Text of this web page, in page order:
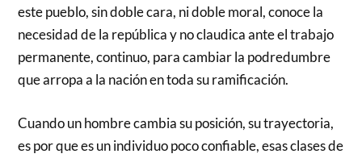
este pueblo, sin doble cara, ni doble moral, conoce la
necesidad de la república y no claudica ante el trabajo
permanente, continuo, para cambiar la podredumbre
que arropa a la nación en toda su ramificación.
Cuando un hombre cambia su posición, su trayectoria,
es por que es un individuo poco confiable, esas clases de